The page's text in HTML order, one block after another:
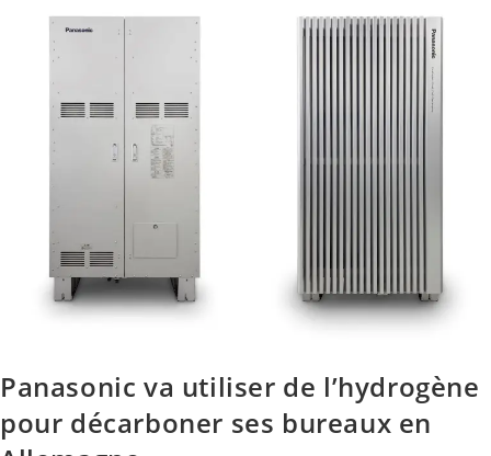
Panasonic va utiliser de l’hydrogène
pour décarboner ses bureaux en